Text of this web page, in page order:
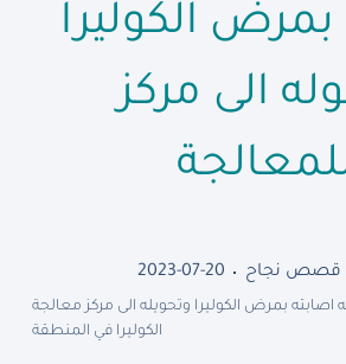
بمرض الكوليرا
الى مركز
قصص نجاح 2023-07-20
بمرض الكوليرا وتحويله الى مركز معالجة
الكوليرا في المنطقة